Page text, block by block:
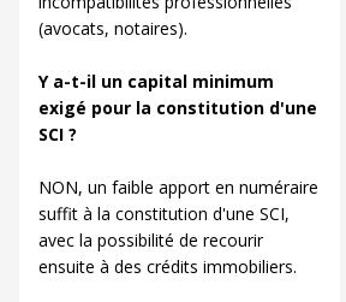
(avocats, notaires).
Y a-t-il un capital minimum
exigé pour la constitution d'une
SCI ?
NON, un faible apport en numéraire
suffit à la constitution d'une SCI,
avec la possibilité de recourir
ensuite à des crédits immobiliers.